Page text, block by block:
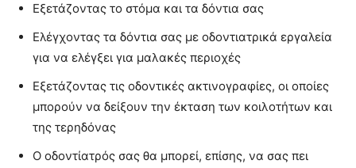
Εξετάζοντας το στόμα και τα δόντια σας
Ελέγχοντας τα δόντια σας με οδοντιατρικά εργαλεία
για να ελέγξει για μαλακές περιοχές
Εξετάζοντας τις οδοντικές ακτινογραφίες, οι οποίες
μπορούν να δείξουν την έκταση των κοιλοτήτων και
της τερηδόνας
Ο οδοντίατρός σας θα μπορεί, επίσης, να σας πει